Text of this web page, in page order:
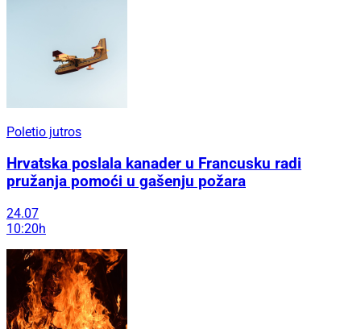
Poletio jutros
Hrvatska poslala kanader u Francusku radi
pružanja pomoći u gašenju požara
24.07
10:20h